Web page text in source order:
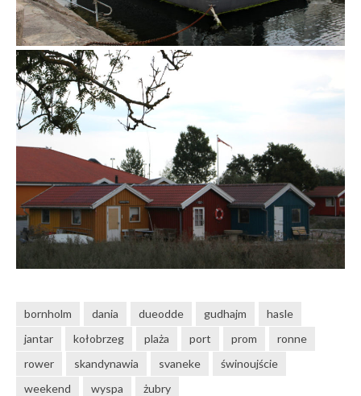
bornholm dania dueodde gudhajm
hasle
jantar
kołobrzeg plaża port prom
ronne
rower
skandynawia svaneke
świnoujście
weekend
wyspa żubry